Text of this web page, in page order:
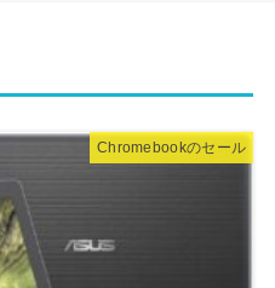
Chromebookのセール